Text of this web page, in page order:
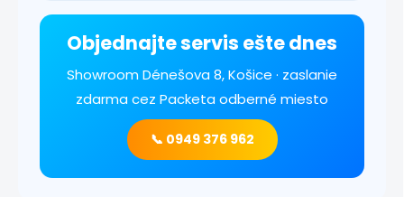
Objednajte servis ešte dnes
Showroom Dénešova 8, Košice · zaslanie
zdarma cez Packeta odberné miesto
📞 0949 376 962